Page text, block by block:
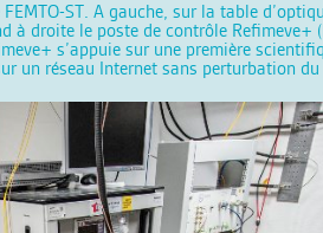
ST. A gauche, sur la table
droite le poste de contrôle Refimeve+
s’appuie sur une première
un réseau Internet sans perturbation